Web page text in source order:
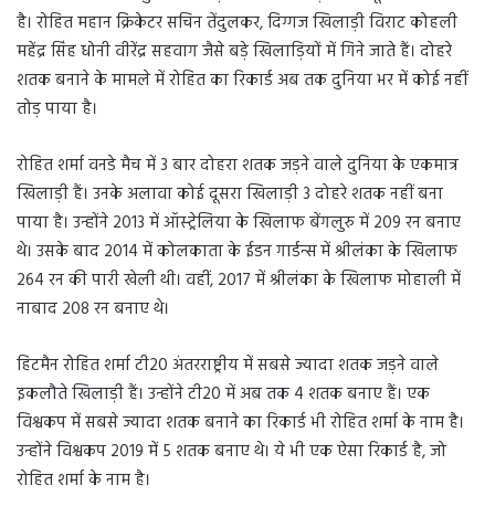
है। रोहित महान क्रिकेटर सचिन तेंदुलकर, दिग्गज खिलाड़ी विराट कोहली
महेंद्र सिंह धोनी वीरेंद्र सहवाग जैसे बड़े खिलाड़ियों में गिने जाते हैं। दोहरे
शतक बनाने के मामले में रोहित का रिकार्ड अब तक दुनिया भर में कोई नहीं
तोड़ पाया है।
रोहित शर्मा वनडे मैच में 3 बार दोहरा शतक जड़ने वाले दुनिया के एकमात्र
खिलाड़ी हैं। उनके अलावा कोई दूसरा खिलाड़ी 3 दोहरे शतक नहीं बना
पाया है। उन्होंने 2013 में ऑस्ट्रेलिया के खिलाफ बेंगलुरु में 209 रन बनाए
थे। उसके बाद 2014 में कोलकाता के ईडन गार्डन्स में श्रीलंका के खिलाफ
264 रन की पारी खेली थी। वहीं, 2017 में श्रीलंका के खिलाफ मोहाली में
नाबाद 208 रन बनाए थे।
हिटमैन रोहित शर्मा टी20 अंतरराष्ट्रीय में सबसे ज्यादा शतक जड़ने वाले
इकलौते खिलाड़ी हैं। उन्होंने टी20 में अब तक 4 शतक बनाए हैं। एक
विश्वकप में सबसे ज्यादा शतक बनाने का रिकार्ड भी रोहित शर्मा के नाम है।
उन्होंने विश्वकप 2019 में 5 शतक बनाए थे। ये भी एक ऐसा रिकार्ड है, जो
रोहित शर्मा के नाम है।